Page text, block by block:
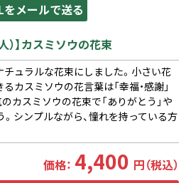
をメールで送る
）】カスミソウの花束
ュラルな花束にしました。小さい花
カスミソウの花言葉は「幸福・感謝」
カスミソウの花束で「ありがとう」や
。シンプルながら、憧れを持っている方
価格： 4,400 円（税込）